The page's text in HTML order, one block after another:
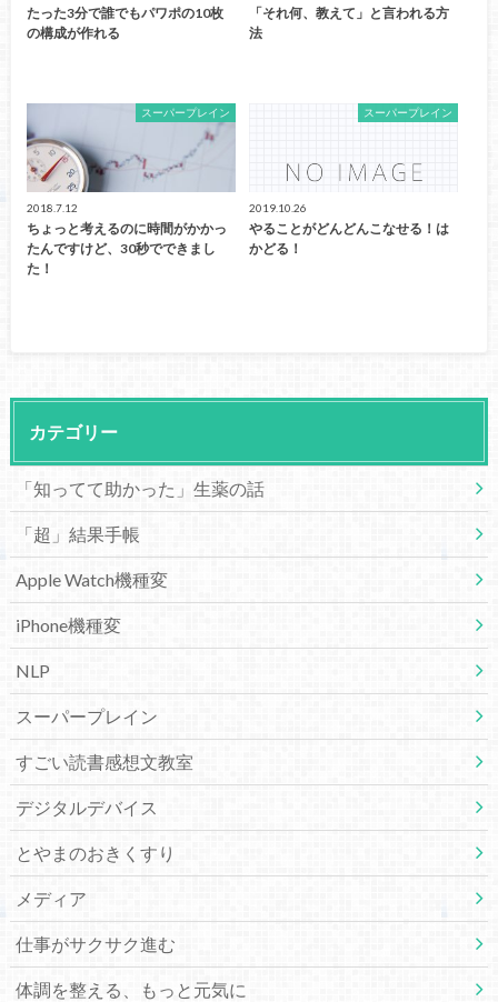
たった3分で誰でもパワポの10枚
の構成が作れる
「それ何、教えて」と言われる方
法
スーパープレイン
2018.7.12
ちょっと考えるのに時間がかかっ
たんですけど、30秒でできまし
た！
スーパープレイン
2019.10.26
やることがどんどんこなせる！は
かどる！
カテゴリー
「知ってて助かった」生薬の話
「超」結果手帳
Apple Watch機種変
iPhone機種変
NLP
スーパープレイン
すごい読書感想文教室
デジタルデバイス
とやまのおきくすり
メディア
仕事がサクサク進む
体調を整える、もっと元気に